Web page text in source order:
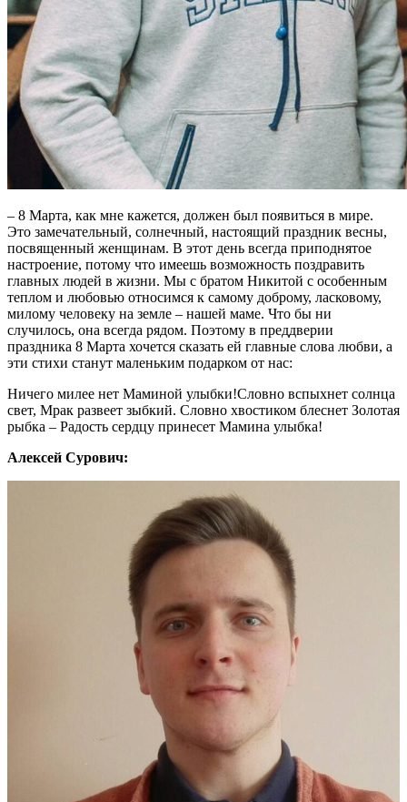
– 8 Марта, как мне кажется, должен был появиться в мире.
Это замечательный, солнечный, настоящий праздник весны,
посвященный женщинам. В этот день всегда приподнятое
настроение, потому что имеешь возможность поздравить
главных людей в жизни. Мы с братом Никитой с особенным
теплом и любовью относимся к самому доброму, ласковому,
милому человеку на земле – нашей маме. Что бы ни
случилось, она всегда рядом. Поэтому в преддверии
праздника 8 Марта хочется сказать ей главные слова любви, а
эти стихи станут маленьким подарком от нас:
Ничего милее нет Маминой улыбки!Словно вспыхнет солнца
свет, Мрак развеет зыбкий. Словно хвостиком блеснет Золотая
рыбка – Радость сердцу принесет Мамина улыбка!
Алексей Сурович: